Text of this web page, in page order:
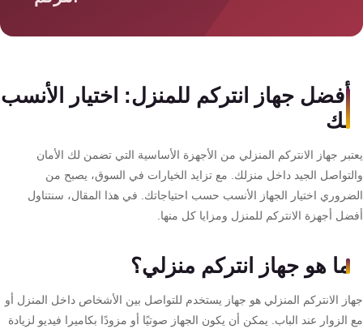
أفضل جهاز انتركم للمنزل: اختيار الأنسب
لك
جهاز الانتركم المنزلي من الأجهزة الأساسية التي تضمن لك الأمان
الجيد داخل منزلك. مع تزايد الخيارات في السوق، يصبح من
اختيار الجهاز الأنسب حسب احتياجاتك. في هذا المقال، سنتناول
أجهزة الانتركم للمنزل ومزايا كل منها.
ما هو جهاز انتركم منزلي؟
الانتركم المنزلي هو جهاز يستخدم للتواصل بين الأشخاص داخل المنزل أو
الزوار عند الباب. يمكن أن يكون الجهاز صوتيًا أو مزودًا بكاميرا فيديو لزيادة
هوم
سيستم
أمنية
للشركات
والمصانع
جهاز
بصمة
الحضور
والانصراف